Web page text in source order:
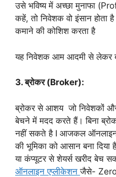
उसे भविष्य में अच्छा मुनाफा
कहें, तो निवेशक वो इंसान
कमाने की कोशिश करता है
यह निवेशक आम आदमी से लेकर
3. ब्रोकर (Broker):
ब्रोकर से आशय जो निवेशकों
बेचने में मदद करते हैं। बिना
नहीं सकते है I आजकल ऑनलाइन
की भूमिका को आसान बना
या कंप्यूटर से शेयर्स खरीद बेच
ऑनलाइन एप्लीकेशनजैसे-